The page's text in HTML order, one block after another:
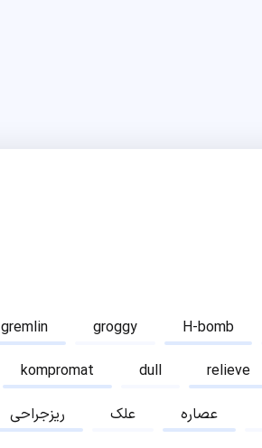
gremlin groggy H-bomb
kompromat
dull relieve
ریزجراحی
علک عصاره